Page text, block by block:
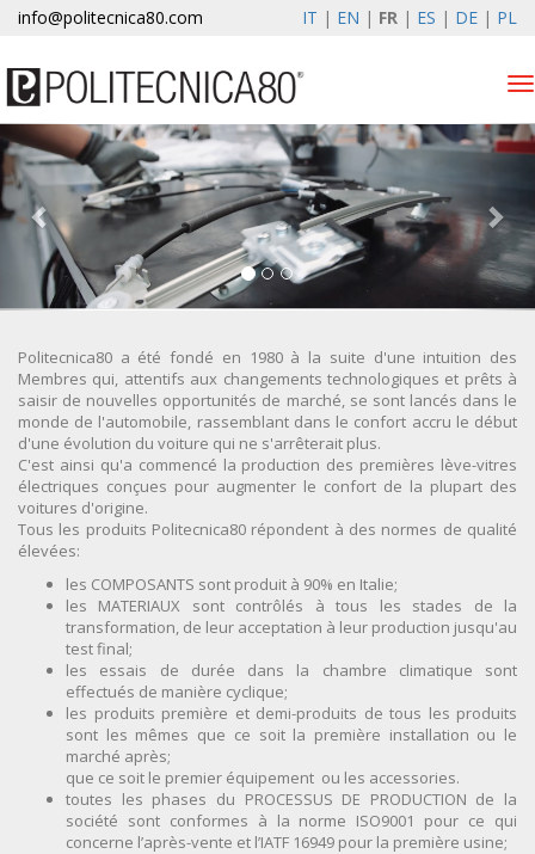
info@politecnica80.com IT | EN | FR | ES | DE | PL
venerdì 7 agosto 2026
Lève-vitres électriques
Enregistrement de la
garantie
Societe
News
Contacts
Espace client
VIDÉO
Politecnica80 a été fondé en 1980 à la suite d'une intuition des
Membres qui, attentifs aux changements technologiques et prêts à
saisir de nouvelles opportunités de marché, se sont lancés dans le
monde de l'automobile, rassemblant dans le confort accru le début
d'une évolution du voiture qui ne s'arrêterait plus.
C'est ainsi qu'a commencé la production des premières lève-vitres
électriques conçues pour augmenter le confort de la plupart des
voitures d'origine.
Tous les produits Politecnica80 répondent à des normes de qualité
élevées:
les COMPOSANTS sont produit à 90% en Italie;
les MATERIAUX sont contrôlés à tous les stades de la
transformation, de leur acceptation à leur production jusqu'au
test final;
les essais de durée dans la chambre climatique sont
effectués de manière cyclique;
les produits première et demi-produits de tous les produits
sont les mêmes que ce soit la première installation ou le
marché après;
que ce soit le premier équipement ou les accessories.
toutes les phases du PROCESSUS DE PRODUCTION de la
société sont conformes à la norme ISO9001 pour ce qui
concerne l’après-vente et l’IATF 16949 pour la première usine;